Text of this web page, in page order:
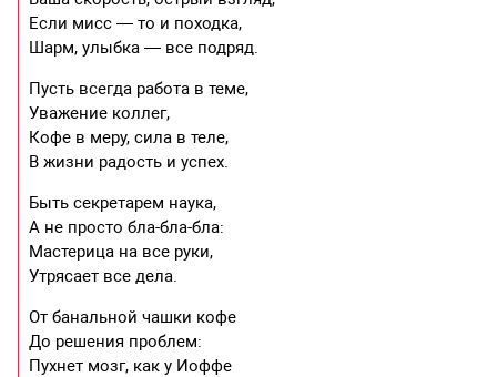
Если мисс — то и походка,
Шарм, улыбка — все подряд.
Пусть всегда работа в теме,
Уважение коллег,
Кофе в меру, сила в теле,
В жизни радость и успех.
Быть секретарем наука,
А не просто бла-бла-бла:
Мастерица на все руки,
Утрясает все дела.
От банальной чашки кофе
До решения проблем:
Пухнет мозг, как у Иоффе